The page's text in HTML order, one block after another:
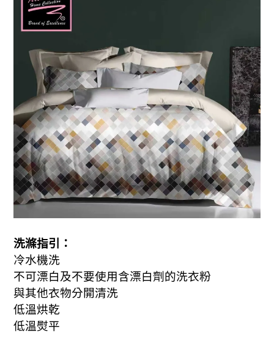
洗滌指引：
冷水機洗
不可漂白及不要使用含漂白劑的洗衣粉
與其他衣物分開清洗
低溫烘乾
低溫熨平